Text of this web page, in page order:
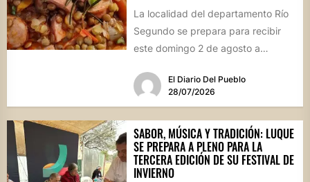
La localidad del departamento Río
Segundo se prepara para recibir
este domingo 2 de agosto a
El Diario Del Pueblo
28/07/2026
SABOR, MÚSICA Y TRADICIÓN: LUQUE
SE PREPARA A PLENO PARA LA
TERCERA EDICIÓN DE SU FESTIVAL DE
INVIERNO